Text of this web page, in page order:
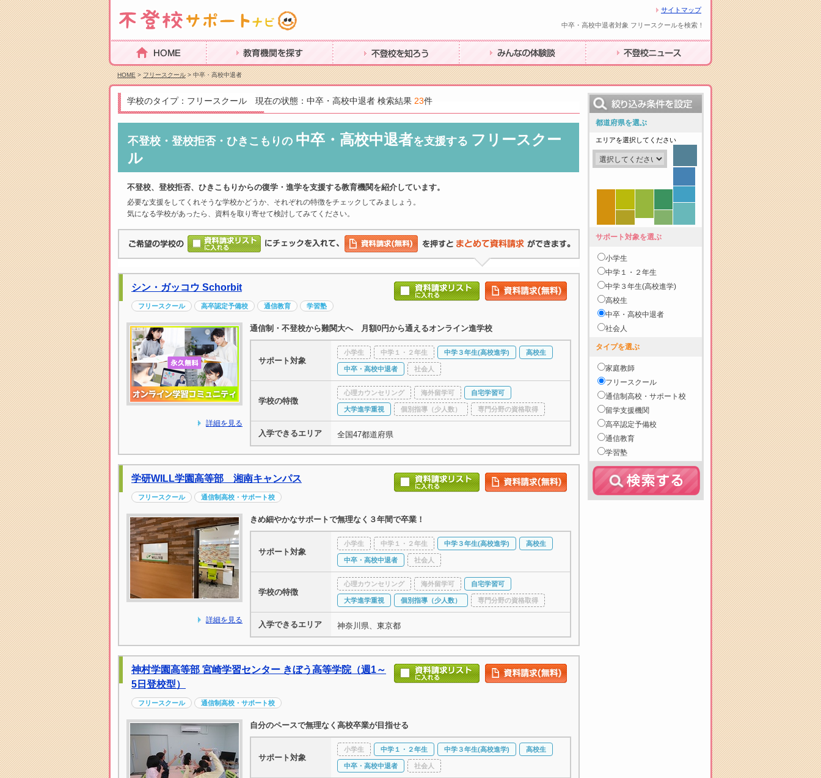
サイトマップ
中卒・高校中退者対象 フリースクールを検索！
HOME 教育機関を探す 不登校を知ろう みんなの体験談 不登校ニュース
HOME>フリースクール> 中卒・高校中退者
学校のタイプ：フリースクール 現在の状態：中卒・高校中退者 検索結果 23件
不登校・登校拒否・ひきこもりの 中卒・高校中退者を支援する フリースクー
ル
不登校、登校拒否、ひきこもりからの復学・進学を支援する教育機関を紹介しています。
必要な支援をしてくれそうな学校かどうか、それぞれの特徴をチェックしてみましょう。
気になる学校があったら、資料を取り寄せて検討してみてください。
シン・ガッコウ Schorbit
フリースクール 高卒認定予備校 通信教育 学習塾
詳細を見る
通信制・不登校から難関大へ 月額0円から通えるオンライン進学校
サポート対象
小学生 中学１・２年生 中学３年生(高校進学) 高校生
中卒・高校中退者 社会人
学校の特徴
心理カウンセリング 海外留学可 自宅学習可
大学進学重視 個別指導（少人数） 専門分野の資格取得
入学できるエリア 全国47都道府県
学研WILL学園高等部 湘南キャンパス
フリースクール 通信制高校・サポート校
詳細を見る
きめ細やかなサポートで無理なく３年間で卒業！
サポート対象
小学生 中学１・２年生 中学３年生(高校進学) 高校生
中卒・高校中退者 社会人
学校の特徴
心理カウンセリング 海外留学可 自宅学習可
大学進学重視 個別指導（少人数） 専門分野の資格取得
入学できるエリア 神奈川県、東京都
神村学園高等部 宮崎学習センター きぼう高等学院（週1～
5日登校型）
フリースクール 通信制高校・サポート校
自分のペースで無理なく高校卒業が目指せる
サポート対象
小学生 中学１・２年生 中学３年生(高校進学) 高校生
中卒・高校中退者 社会人
都道府県を選ぶ
エリアを選択してください
サポート対象を選ぶ
小学生
中学１・２年生
中学３年生(高校進学)
高校生
中卒・高校中退者
社会人
タイプを選ぶ
家庭教師
フリースクール
通信制高校・サポート校
留学支援機関
高卒認定予備校
通信教育
学習塾